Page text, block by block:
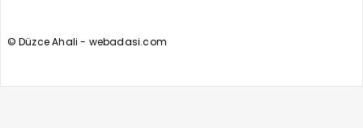
© Düzce Ahali - webadasi.com